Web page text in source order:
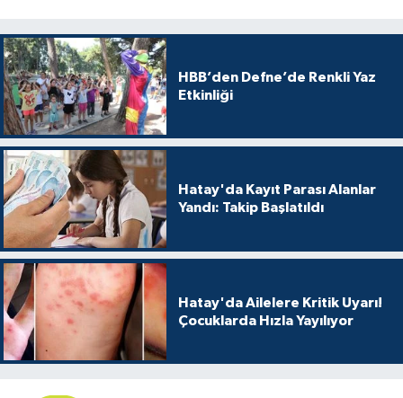
HBB’den Defne’de Renkli Yaz
Etkinliği
Hatay'da Kayıt Parası Alanlar
Yandı: Takip Başlatıldı
Hatay'da Ailelere Kritik Uyarı!
Çocuklarda Hızla Yayılıyor